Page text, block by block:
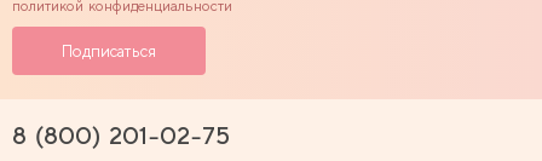
политикой конфиденциальности
8 (800) 201-02-75